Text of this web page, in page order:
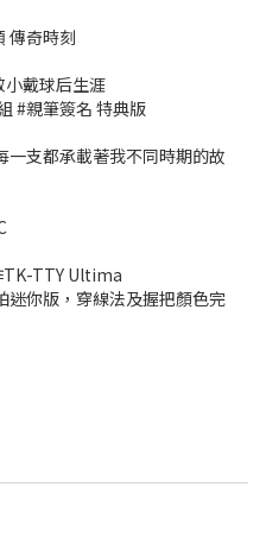
傳奇時刻
小戴球后生涯
#親筆簽名 特典版
一支都承載著我不同時期的故
TK-TTY Ultima
迷你版，穿線法及握把顏色完